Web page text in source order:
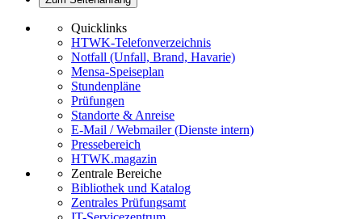
Quicklinks
HTWK-Telefonverzeichnis
Notfall (Unfall, Brand, Havarie)
Mensa-Speiseplan
Stundenpläne
Prüfungen
Standorte & Anreise
E-Mail / Webmailer (Dienste intern)
Pressebereich
HTWK.magazin
Zentrale Bereiche
Bibliothek und Katalog
Zentrales Prüfungsamt